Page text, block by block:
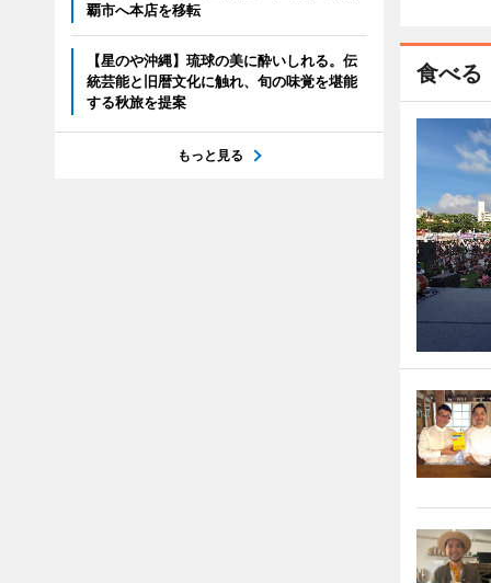
食べる
覇市へ本店を移転
【星のや沖縄】琉球の美に酔いしれる。伝
統芸能と旧暦文化に触れ、旬の味覚を堪能
する秋旅を提案
もっと見る